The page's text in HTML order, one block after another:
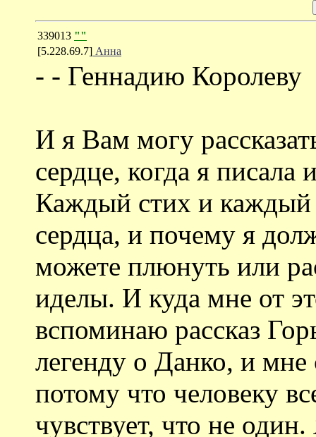
339013 ""
[5.228.69.7] Анна
- - Геннадию Королеву
И я Вам могу
сердце, когда я писала
Каждый стих и каждый
сердца, и почему я
можете плюнуть или
иделы. И куда мне от
вспоминаю рассказ
легенду о Данко, и мне
потому что человеку
чувствует, что не